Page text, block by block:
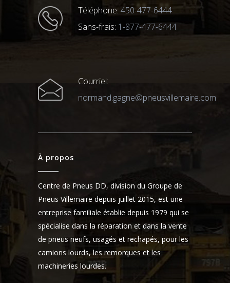
Téléphone: 450-477-6444
Sans-frais: 1-877-477-6444
Courriel:
normand.gagne@pneusvillemaire.com
À propos
Centre de Pneus DD, division du Groupe de
Pneus Villemaire depuis juillet 2015, est une
entreprise familiale établie depuis 1979 qui se
spécialise dans la réparation et dans la vente
de pneus neufs, usagés et rechapés, pour les
camions lourds, les remorques et les
machineries lourdes.